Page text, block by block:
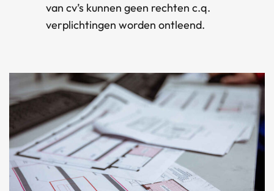
van cv’s kunnen geen rechten c.q.
verplichtingen worden ontleend.